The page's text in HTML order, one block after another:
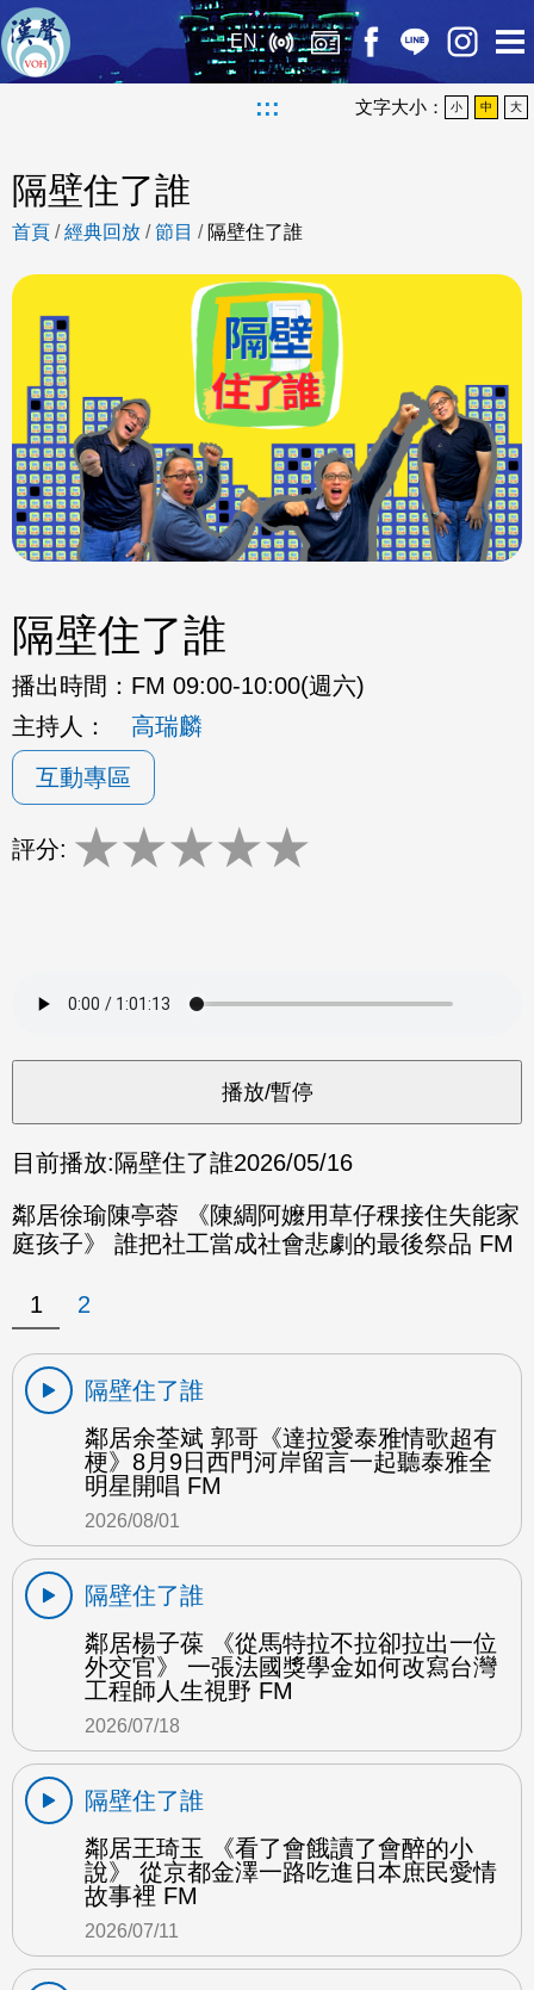
EN
::: 文字大小： 小 中 大
隔壁住了誰
首頁 /經典回放 /節目 / 隔壁住了誰
隔壁住了誰
播出時間： FM 09:00-10:00(週六)
主持人：
高瑞麟
互動專區
評分: ★★★★★
目前播放:隔壁住了誰2026/05/16
鄰居徐瑜陳亭蓉 《陳綢阿嬤用草仔稞接住失能家
庭孩子》 誰把社工當成社會悲劇的最後祭品 FM
1 2
隔壁住了誰
鄰居余荃斌 郭哥《達拉愛泰雅情歌超有
梗》8月9日西門河岸留言一起聽泰雅全
明星開唱 FM
2026/08/01
隔壁住了誰
鄰居楊子葆 《從馬特拉不拉卻拉出一位
外交官》 一張法國獎學金如何改寫台灣
工程師人生視野 FM
2026/07/18
隔壁住了誰
鄰居王琦玉 《看了會餓讀了會醉的小
說》 從京都金澤一路吃進日本庶民愛情
故事裡 FM
2026/07/11